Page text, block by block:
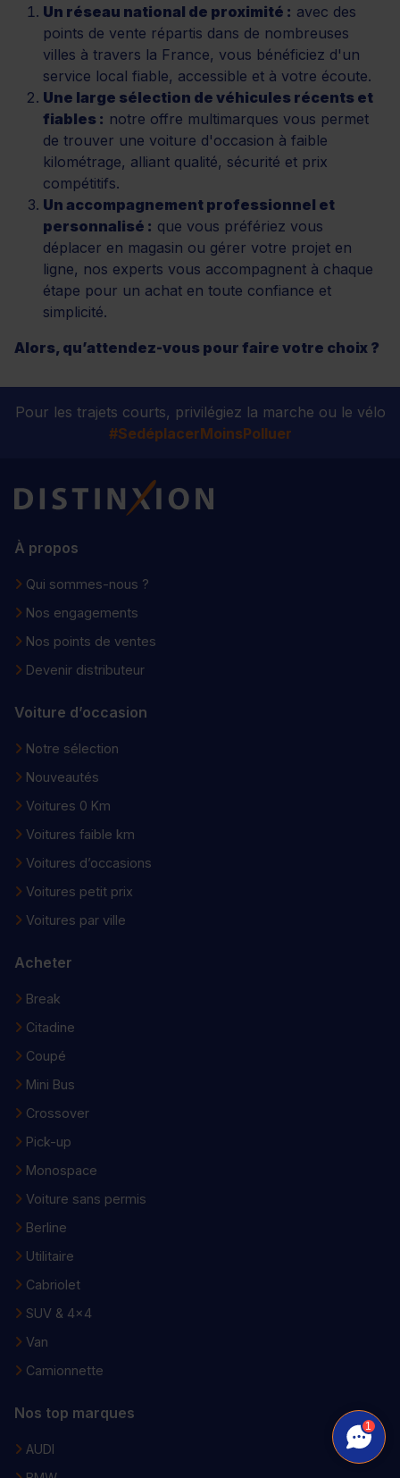
Un réseau national de proximité : avec des
points de vente répartis dans de nombreuses
villes à travers la France, vous bénéficiez d'un
service local fiable, accessible et à votre écoute.
Une large sélection de véhicules récents et
fiables : notre offre multimarques vous permet
de trouver une voiture d'occasion à faible
kilométrage, alliant qualité, sécurité et prix
compétitifs.
Un accompagnement professionnel et
personnalisé : que vous préfériez vous
déplacer en magasin ou gérer votre projet en
ligne, nos experts vous accompagnent à chaque
étape pour un achat en toute confiance et
simplicité.
Alors, qu’attendez-vous pour faire votre choix ?
Pour les trajets courts, privilégiez la marche ou le vélo
#SedéplacerMoinsPolluer
Distinxion
À propos
Qui sommes-nous ?
Nos engagements
Nos points de ventes
Devenir distributeur
Voiture d’occasion
Notre sélection
Nouveautés
Voitures 0 Km
Voitures faible km
Voitures d’occasions
Voitures petit prix
Voitures par ville
Acheter
Break
Citadine
Coupé
Mini Bus
Crossover
Pick-up
Monospace
Voiture sans permis
Berline
Utilitaire
Cabriolet
SUV & 4x4
Van
Camionnette
Nos top marques
AUDI
1